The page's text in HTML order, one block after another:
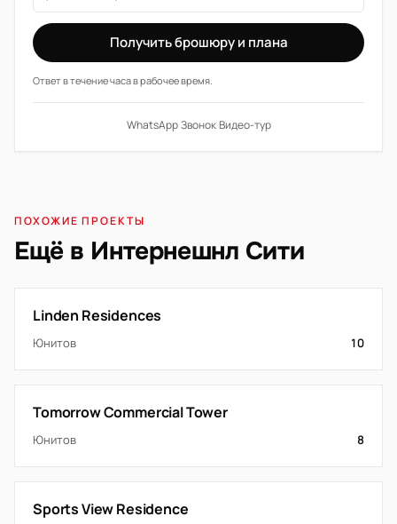
Получить брошюру и плана
Ответ в течение часа в рабочее время.
WhatsApp·Звонок·Видео-тур
ПОХОЖИЕ ПРОЕКТЫ
Ещё в Интернешнл Сити
Linden Residences
Юнитов 10
Tomorrow Commercial Tower
Юнитов 8
Sports View Residence